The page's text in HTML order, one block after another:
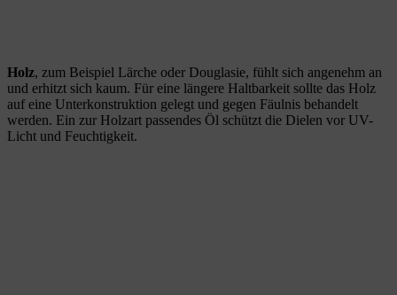
Holz, zum Beispiel Lärche oder Douglasie, fühlt sich angenehm an
und erhitzt sich kaum. Für eine längere Haltbarkeit sollte das Holz
auf eine Unterkonstruktion gelegt und gegen Fäulnis behandelt
werden. Ein zur Holzart passendes Öl schützt die Dielen vor UV-
Licht und Feuchtigkeit.